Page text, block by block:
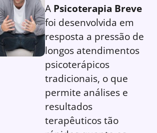
A Psicoterapia Breve
foi desenvolvida em
resposta a pressão de
longos atendimentos
psicoterápicos
tradicionais, o que
permite análises e
resultados
terapêuticos tão